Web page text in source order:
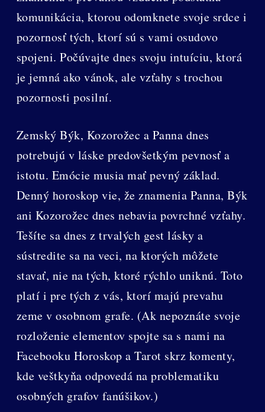
komunikácia, ktorou odomknete svoje srdce i
pozornosť tých, ktorí sú s vami osudovo
spojeni. Počúvajte dnes svoju intuíciu, ktorá
je jemná ako vánok, ale vzťahy s trochou
pozornosti posilní.
Zemský Býk, Kozorožec a Panna dnes
potrebujú v láske predovšetkým pevnosť a
istotu. Emócie musia mať pevný základ.
Denný horoskop vie, že znamenia Panna, Býk
ani Kozorožec dnes nebavia povrchné vzťahy.
Tešíte sa dnes z trvalých gest lásky a
sústredite sa na veci, na ktorých môžete
stavať, nie na tých, ktoré rýchlo uniknú. Toto
platí i pre tých z vás, ktorí majú prevahu
zeme v osobnom grafe. (Ak nepoznáte svoje
rozloženie elementov spojte sa s nami na
Facebooku Horoskop a Tarot skrz komenty,
kde veštkyňa odpovedá na problematiku
osobných grafov fanúšikov.)